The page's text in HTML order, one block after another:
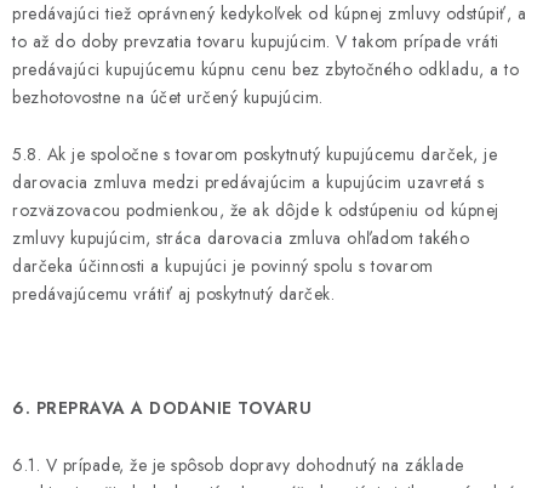
predávajúci tiež oprávnený kedykoľvek od kúpnej zmluvy odstúpiť, a
to až do doby prevzatia tovaru kupujúcim. V takom prípade vráti
predávajúci kupujúcemu kúpnu cenu bez zbytočného odkladu, a to
bezhotovostne na účet určený kupujúcim.
5.8. Ak je spoločne s tovarom poskytnutý kupujúcemu darček, je
darovacia zmluva medzi predávajúcim a kupujúcim uzavretá s
rozväzovacou podmienkou, že ak dôjde k odstúpeniu od kúpnej
zmluvy kupujúcim, stráca darovacia zmluva ohľadom takého
darčeka účinnosti a kupujúci je povinný spolu s tovarom
predávajúcemu vrátiť aj poskytnutý darček.
6. PREPRAVA A DODANIE TOVARU
6.1. V prípade, že je spôsob dopravy dohodnutý na základe